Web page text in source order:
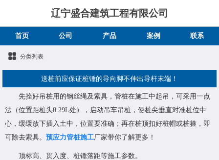
辽宁盛合建筑工程有限公司
首页 公司 产品 案例 联系
分类列表
送桩前应保证桩锤的导向脚不伸出导杆末端！
先拴好吊桩用的钢丝绳及索具，管桩在施工中起吊，可采用一点
法（位置距桩头0.29L处），启动吊车吊桩，使桩尖垂直对准桩位中
心，缓缓放下插入土中，位置要准确；再在桩顶扣好桩帽或桩箍，即
可除去索具。 预应力管桩施工厂家带你了解更多！
顶标高、贯入度、桩锤落距等施工参数。